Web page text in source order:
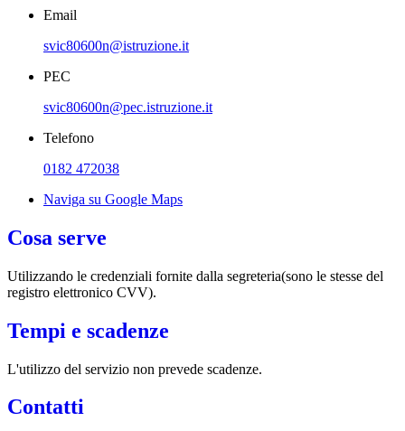
Email
svic80600n@istruzione.it
PEC
svic80600n@pec.istruzione.it
Telefono
0182 472038
Naviga su Google Maps
Cosa serve
Utilizzando le credenziali fornite dalla segreteria(sono le stesse del
registro elettronico CVV).
Tempi e scadenze
L'utilizzo del servizio non prevede scadenze.
Contatti